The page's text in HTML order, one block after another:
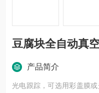
豆腐块全自动真
产品简介
光电跟踪，可选用彩盖膜